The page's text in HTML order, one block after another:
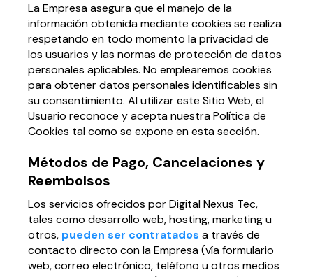
La Empresa asegura que el manejo de la
información obtenida mediante cookies se realiza
respetando en todo momento la privacidad de
los usuarios y las normas de protección de datos
personales aplicables. No emplearemos cookies
para obtener datos personales identificables sin
su consentimiento. Al utilizar este Sitio Web, el
Usuario reconoce y acepta nuestra Política de
Cookies tal como se expone en esta sección.
Métodos de Pago, Cancelaciones y
Reembolsos
Los servicios ofrecidos por Digital Nexus Tec,
tales como desarrollo web, hosting, marketing u
otros, pueden ser contratados a través de
contacto directo con la Empresa (vía formulario
web, correo electrónico, teléfono u otros medios